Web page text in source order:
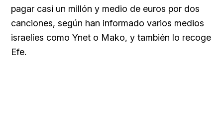
pagar casi un millón y medio de euros por dos
canciones, según han informado varios medios
israelíes como Ynet o Mako, y también lo recoge
Efe.